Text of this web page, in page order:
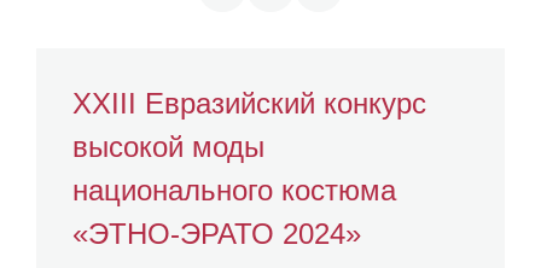
XXIII Евразийский конкурс
высокой моды
национального костюма
«ЭТНО-ЭРАТО 2024»